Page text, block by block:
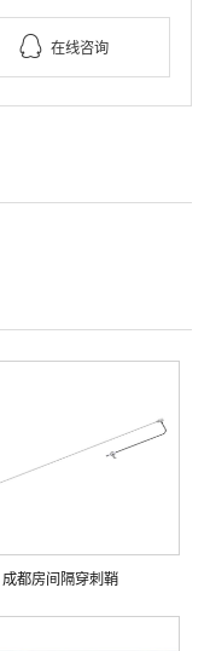
 在线咨询
成都房间隔穿刺鞘